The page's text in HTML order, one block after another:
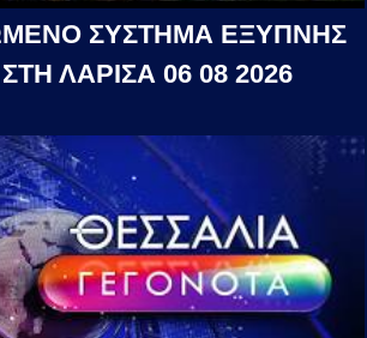
ΣΥΣΤΗΜΑ ΕΞΥΠΝΗΣ
ΛΑΡΙΣΑ 06 08 2026